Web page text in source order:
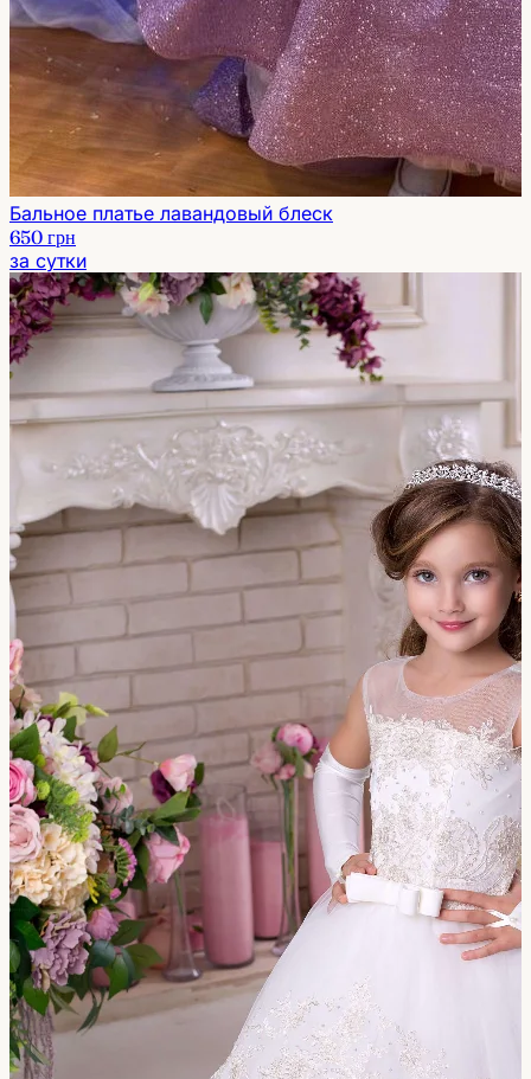
Бальное платье лавандовый блеск
650 грн
за сутки